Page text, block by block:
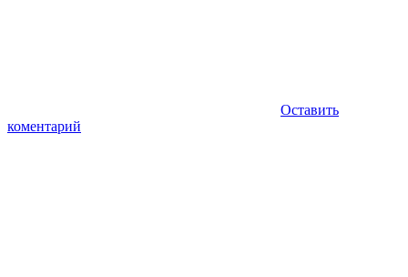
Оставить
коментарий